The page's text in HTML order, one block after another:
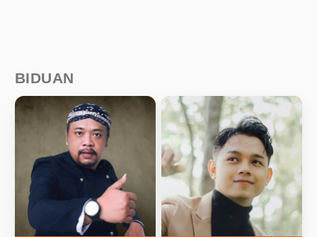
BIDUAN